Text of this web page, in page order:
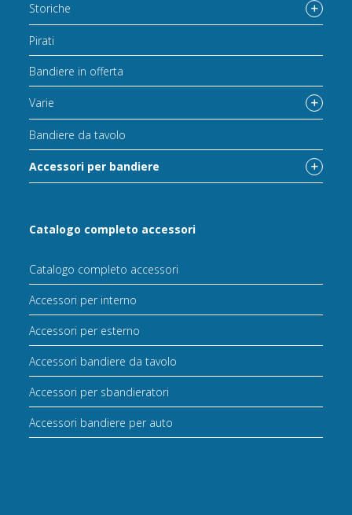
Storiche
Pirati
Bandiere in offerta
Varie
Bandiere da tavolo
Accessori per bandiere
Catalogo completo accessori
Catalogo completo accessori
Accessori per interno
Accessori per esterno
Accessori bandiere da tavolo
Accessori per sbandieratori
Accessori bandiere per auto